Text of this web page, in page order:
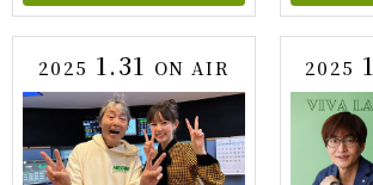
2025 1.31 ON AIR 2025